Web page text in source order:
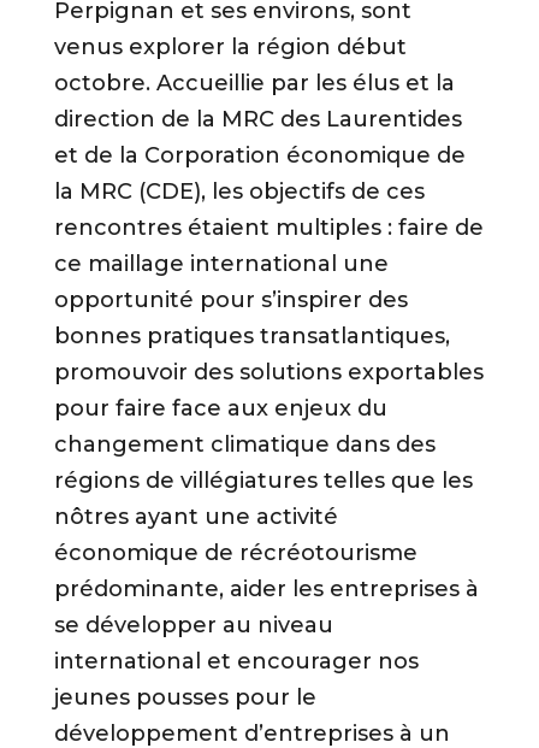
Perpignan et ses environs, sont
venus explorer la région début
octobre. Accueillie par les élus et la
direction de la MRC des Laurentides
et de la Corporation économique de
la MRC (CDE), les objectifs de ces
rencontres étaient multiples : faire de
ce maillage international une
opportunité pour s’inspirer des
bonnes pratiques transatlantiques,
promouvoir des solutions exportables
pour faire face aux enjeux du
changement climatique dans des
régions de villégiatures telles que les
nôtres ayant une activité
économique de récréotourisme
prédominante, aider les entreprises à
se développer au niveau
international et encourager nos
jeunes pousses pour le
développement d’entreprises à un